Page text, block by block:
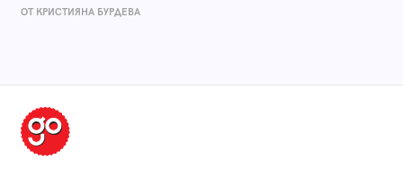
ОТ КРИСТИЯНА БУРДЕВА